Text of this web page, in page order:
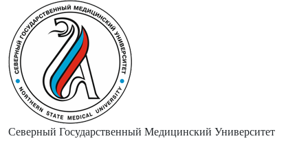
Северный Государственный Медицинский Университет